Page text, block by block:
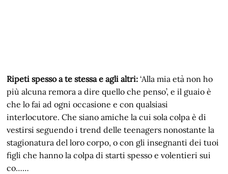
Ripeti spesso a te stessa e agli altri: ‘Alla mia età non ho
più alcuna remora a dire quello che penso’, e il guaio è
che lo fai ad ogni occasione e con qualsiasi
interlocutore. Che siano amiche la cui sola colpa è di
vestirsi seguendo i trend delle teenagers nonostante la
stagionatura del loro corpo, o con gli insegnanti dei tuoi
figli che hanno la colpa di starti spesso e volentieri sui
co……